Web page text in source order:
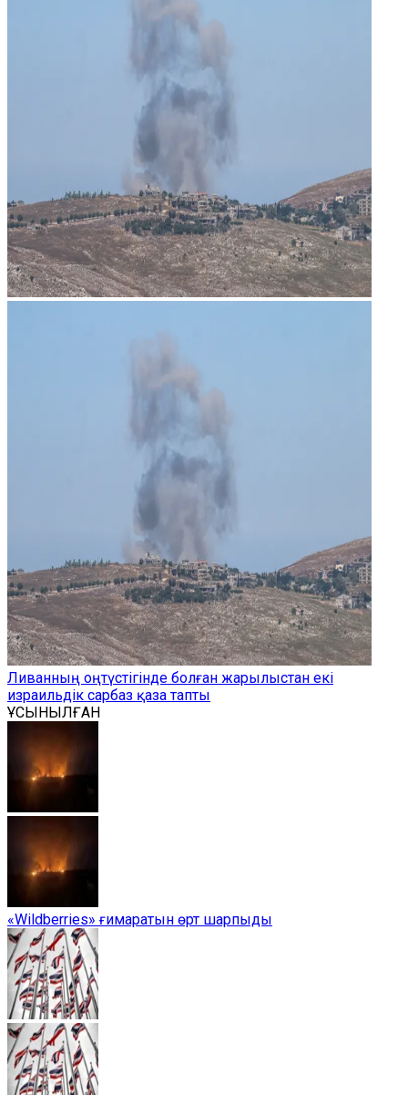
Ливанның оңтүстігінде болған жарылыстан екі
израильдік сарбаз қаза тапты
ҰСЫНЫЛҒАН
«Wildberries» ғимаратын өрт шарпыды